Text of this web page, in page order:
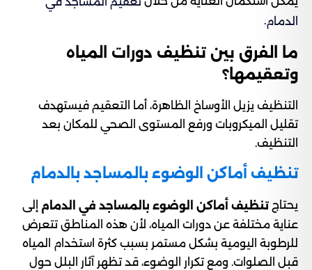
الدمام.
ما الفرق بين تنظيف دورات المياه
وتعقيمها؟
التنظيف يزيل الأوساخ الظاهرة، أما التعقيم فيستهدف
تقليل الميكروبات ورفع المستوى الصحي للمكان بعد
التنظيف.
تنظيف أماكن الوضوء بالمساجد بالدمام
يحتاج تنظيف أماكن الوضوء بالمساجد في الدمام إلى
عناية مختلفة عن دورات المياه، لأن هذه المناطق تتعرض
للرطوبة اليومية بشكل مستمر بسبب كثرة استخدام المياه
قبل الصلوات. ومع تكرار الوضوء، قد تظهر آثار البلل حول